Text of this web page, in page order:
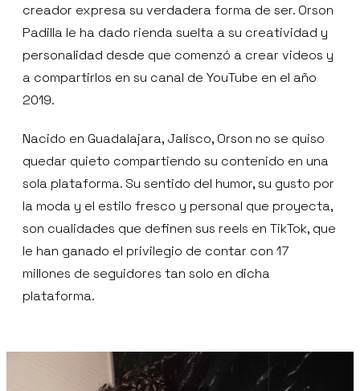
creador expresa su verdadera forma de ser. Orson
Padilla le ha dado rienda suelta a su creatividad y
personalidad desde que comenzó a crear videos y
a compartirlos en su canal de YouTube en el año
2019.
Nacido en Guadalajara, Jalisco, Orson no se quiso
quedar quieto compartiendo su contenido en una
sola plataforma. Su sentido del humor, su gusto por
la moda y el estilo fresco y personal que proyecta,
son cualidades que definen sus reels en TikTok, que
le han ganado el privilegio de contar con 17
millones de seguidores tan solo en dicha
plataforma.